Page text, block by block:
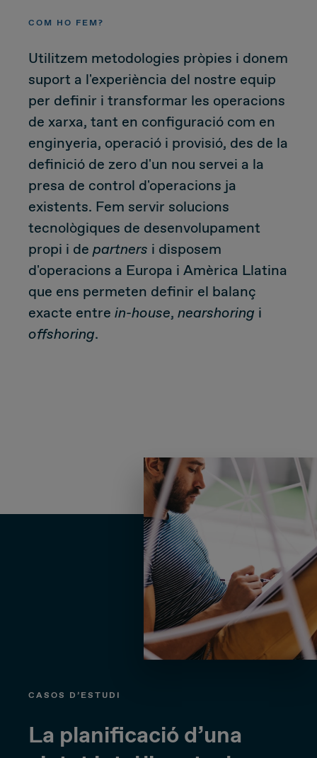
Customer Management Strategy
Customer Experience
DEAL & STRATEGY
Due Diligence
Carve-out
Post Merger Integration
Business Strategy
Market Strategy & Screening Analysis
Performance Transformation
COM HO FEM?
Utilitzem metodologies pròpies i donem
suport a l'experiència del nostre equip
per definir i transformar les operacions
de xarxa, tant en configuració com en
enginyeria, operació i provisió, des de la
definició de zero d'un nou servei a la
presa de control d'operacions ja
existents. Fem servir solucions
tecnològiques de desenvolupament
propi i de partners i disposem
d'operacions a Europa i Amèrica Llatina
que ens permeten definir el balanç
exacte entre in-house, nearshoring i
offshoring.
CASOS D’ESTUDI
La planificació d’una